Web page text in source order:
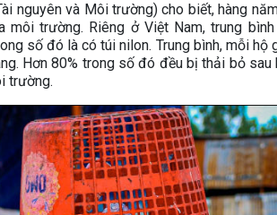
nguyên và Môi trường) cho biết, hàng
trường. Riêng ở Việt Nam, trung
số đó là có túi nilon. Trung bình, mỗi hộ
Hơn 80% trong số đó đều bị thải bỏ sau
trường.